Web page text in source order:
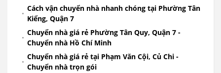
Cách vận chuyển nhà nhanh chóng tại Phường Tân
Kiểng, Quận 7
Chuyển nhà giá rẻ Phường Tân Quy, Quận 7 -
Chuyển nhà Hồ Chí Minh
Chuyển nhà giá rẻ tại Phạm Văn Cội, Củ Chi -
Chuyển nhà trọn gói